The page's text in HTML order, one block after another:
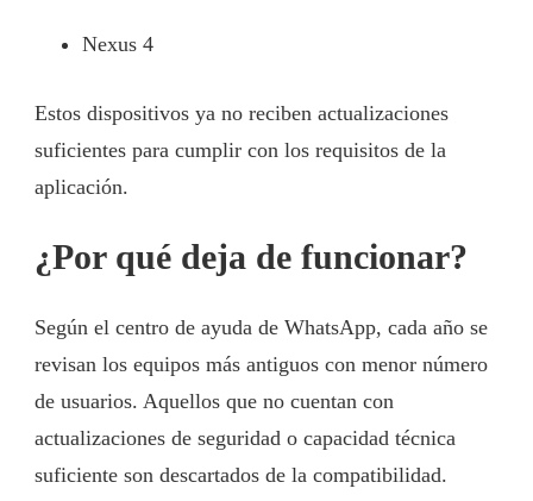
Nexus 4
Estos dispositivos ya no reciben actualizaciones
suficientes para cumplir con los requisitos de la
aplicación.
¿Por qué deja de funcionar?
Según el centro de ayuda de WhatsApp, cada año se
revisan los equipos más antiguos con menor número
de usuarios. Aquellos que no cuentan con
actualizaciones de seguridad o capacidad técnica
suficiente son descartados de la compatibilidad.